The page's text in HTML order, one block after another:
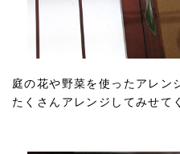
庭の花や野菜を使ったアレン
たくさんアレンジしてみせて